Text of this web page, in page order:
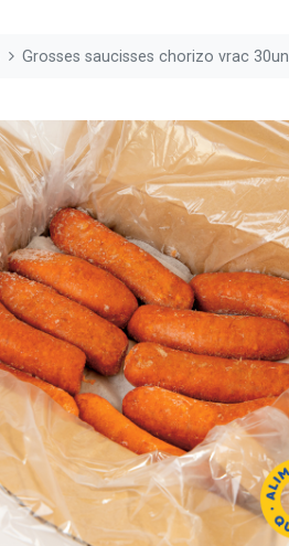
Grosses saucisses chorizo vrac 30un